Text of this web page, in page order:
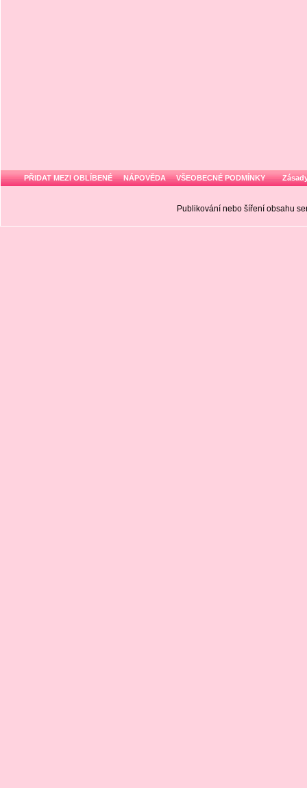
PŘIDAT MEZI OBLÍBENÉ NÁPOVĚDA VŠEOBECNÉ PODMÍNKY
Publikování nebo šíření obsahu